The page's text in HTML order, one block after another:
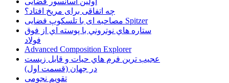
چه اتفاقی برای مریخ افتاد؟
مصاحبه ای با تلسکوپ فضایی Spitzer
ستاره هاي نوتروني با پوسته اي از فوق
فولاد
Advanced Composition Explorer
عجیب ترین فرم هاي حيات و قابل زيست
در جهان (قسمت اول)
تقویم نجومی